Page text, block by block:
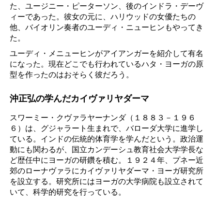
た、ユージニー・ピーターソン、後のインドラ・デーヴ
ィーであった。彼女の元に、ハリウッドの女優たちの
他、バイオリン奏者のユーディ・ニューヒンもやってき
た。
ユーディ・メニューヒンがアイアンガーを紹介して有名
になった。現在どこでも行われているハタ・ヨーガの原
型を作ったのはおそらく彼だろう。
沖正弘の学んだカイヴァリヤダーマ
スワーミー・クヴァラヤーナンダ（１８８３－１９６
６）は、グジャラート生まれで、バローダ大学に進学し
ている。インドの伝統的体育学を学んだという。政治運
動にも関わるが、国立カンデーシュ教育社会大学学長な
ど歴任中にヨーガの研鑽を積む。１９２４年、プネー近
郊のローナヴァラにカイヴァリヤダーマ・ヨーガ研究所
を設立する。研究所にはヨーガの大学病院も設立されて
いて、科学的研究を行っている。